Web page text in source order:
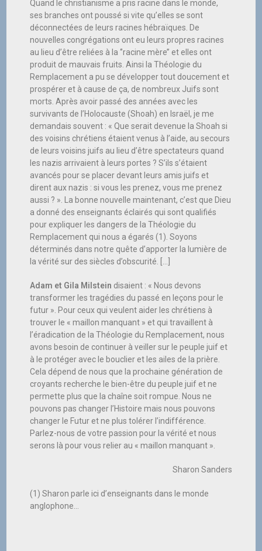
Quand le christianisme a pris racine dans le monde,
ses branches ont poussé si vite qu’elles se sont
déconnectées de leurs racines hébraïques. De
nouvelles congrégations ont eu leurs propres racines
au lieu d’être reliées à la ‘’racine mère’’ et elles ont
produit de mauvais fruits. Ainsi la Théologie du
Remplacement a pu se développer tout doucement et
prospérer et à cause de ça, de nombreux Juifs sont
morts. Après avoir passé des années avec les
survivants de l’Holocauste (Shoah) en Israël, je me
demandais souvent : « Que serait devenue la Shoah si
des voisins chrétiens étaient venus à l’aide, au secours
de leurs voisins juifs au lieu d’être spectateurs quand
les nazis arrivaient à leurs portes ? S’ils s’étaient
avancés pour se placer devant leurs amis juifs et
dirent aux nazis : si vous les prenez, vous me prenez
aussi ? ». La bonne nouvelle maintenant, c’est que Dieu
a donné des enseignants éclairés qui sont qualifiés
pour expliquer les dangers de la Théologie du
Remplacement qui nous a égarés (1). Soyons
déterminés dans notre quête d’apporter la lumière de
la vérité sur des siècles d’obscurité. […]
Adam et Gila Milstein disaient : « Nous devons
transformer les tragédies du passé en leçons pour le
futur ». Pour ceux qui veulent aider les chrétiens à
trouver le « maillon manquant » et qui travaillent à
l’éradication de la Théologie du Remplacement, nous
avons besoin de continuer à veiller sur le peuple juif et
à le protéger avec le bouclier et les ailes de la prière.
Cela dépend de nous que la prochaine génération de
croyants recherche le bien-être du peuple juif et ne
permette plus que la chaîne soit rompue. Nous ne
pouvons pas changer l’Histoire mais nous pouvons
changer le Futur et ne plus tolérer l’indifférence.
Parlez-nous de votre passion pour la vérité et nous
serons là pour vous relier au « maillon manquant ».
Sharon Sanders
(1) Sharon parle ici d’enseignants dans le monde
anglophone…